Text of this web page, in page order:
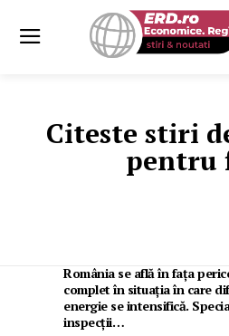
Citeste stiri
pentru
România se află în fața
complet în situația în care
energie se intensifică.
inspecții…